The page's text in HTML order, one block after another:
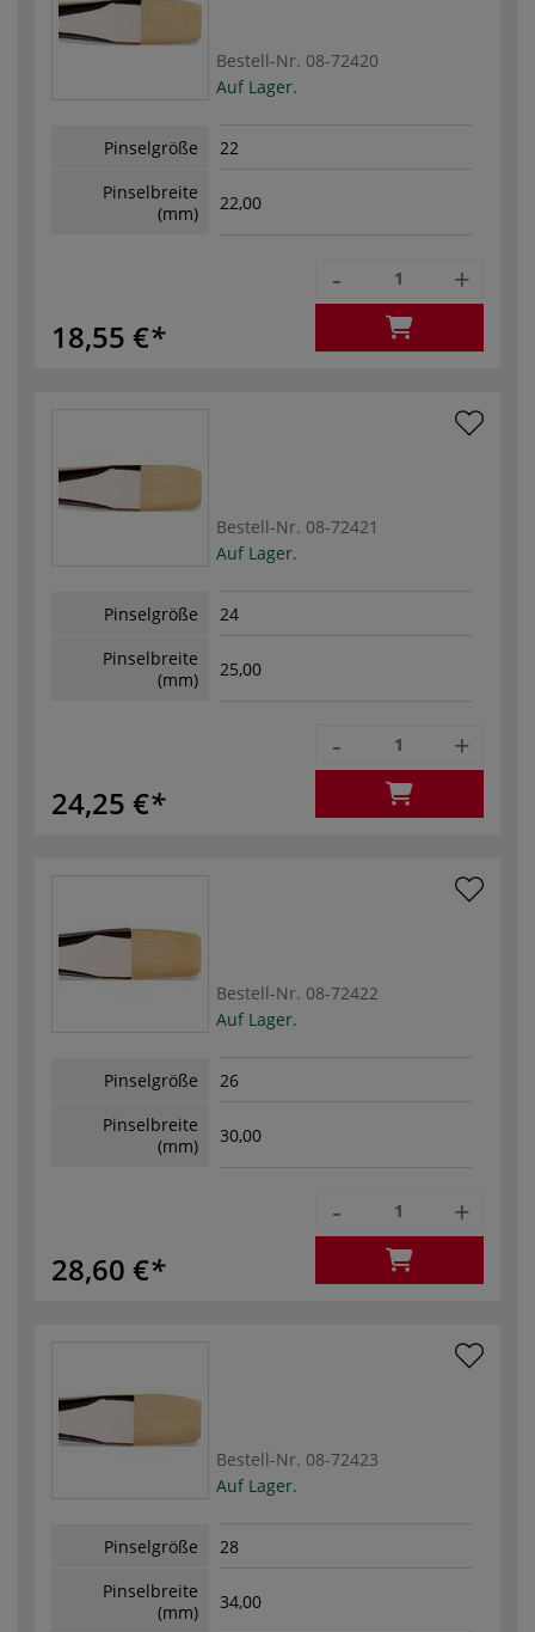
Bestell-Nr. 08-72420
Auf Lager.
Pinselgröße
22
Pinselbreite
(mm)
22,00
18,55 €
- +
Bestell-Nr. 08-72421
Auf Lager.
Pinselgröße
24
Pinselbreite
(mm)
25,00
24,25 €
- +
Bestell-Nr. 08-72422
Auf Lager.
Pinselgröße
26
Pinselbreite
(mm)
30,00
28,60 €
- +
Bestell-Nr. 08-72423
Auf Lager.
Pinselgröße
28
Pinselbreite
(mm)
34,00